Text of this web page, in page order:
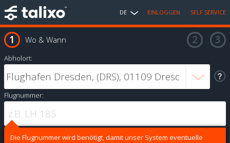
DE EINLOGGEN SELF SERVICE
Wo & Wann
Abholort:
Flugnummer:
Die Flugnummer wird benötigt, damit unser System eventuelle